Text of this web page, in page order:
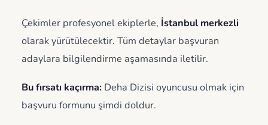
Çekimler profesyonel ekiplerle, İstanbul merkezli
olarak yürütülecektir. Tüm detaylar başvuran
adaylara bilgilendirme aşamasında iletilir.
Bu fırsatı kaçırma: Deha Dizisi oyuncusu olmak için
başvuru formunu şimdi doldur.